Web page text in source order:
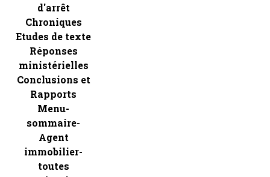
d'arrêt
Chroniques
Etudes de texte
Réponses
ministérielles
Conclusions et
Rapports
Menu-
sommaire-
Agent
immobilier-
toutes